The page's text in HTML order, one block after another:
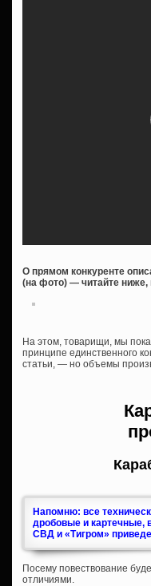
О прямом конкуренте
(на фото) — читайте
На этом, товарищи, мы
принципе единственного
статьи, — но объемы
Напомню: все
дробовые и картечные,
СВД и «Тигром»
Посему повествование
отличиями.